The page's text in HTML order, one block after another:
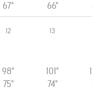
67°
66°
12
98°
75°
13
101°
74°